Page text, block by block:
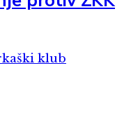
klub